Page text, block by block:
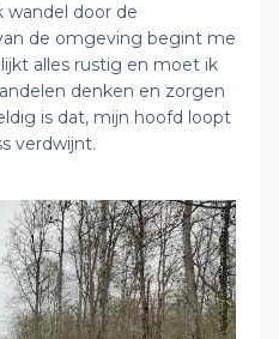
wandel door de
de omgeving begint me
alles rustig en moet ik
denken en zorgen
is dat, mijn hoofd loopt
verdwijnt.